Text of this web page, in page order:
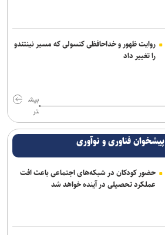
روایت ظهور و خداحافظی کنسولی که مسیر نینتندو
را تغییر داد
بیش
تر
پیشخوان فناوری و نوآوری
حضور کودکان در شبکه‌های اجتماعی باعث افت
عملکرد تحصیلی در آینده خواهد شد